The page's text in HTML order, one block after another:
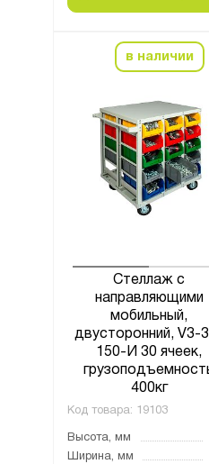
в наличии
Стеллаж с
направляющими
мобильный,
двусторонний, V3-
150-И 30 ячеек,
400кг
Код товара: 19103
Высота, мм
Ширина, мм